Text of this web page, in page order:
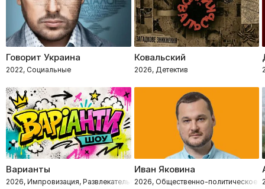
Говорит Украина
2022, Социальные
Ковальский
2026, Детектив
Варианты
2026, Импровизация, Развлекательное, Интеллектуальное
Иван Яковина
2026, Общественно-политическое